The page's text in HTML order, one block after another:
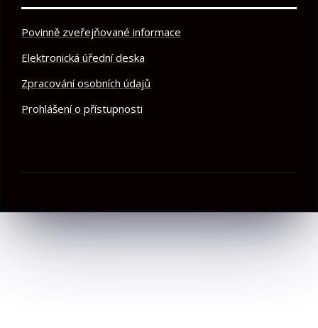
Povinně zveřejňované informace
Elektronická úřední deska
Zpracování osobních údajů
Prohlášení o přístupnosti